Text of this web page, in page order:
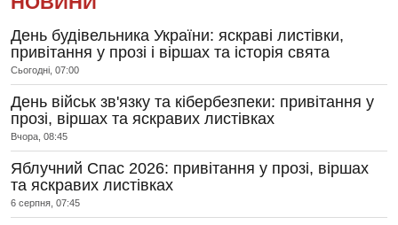
День будівельника України: яскраві листівки,
привітання у прозі і віршах та історія свята
Сьогодні, 07:00
День військ зв'язку та кібербезпеки: привітання у
прозі, віршах та яскравих листівках
Вчора, 08:45
Яблучний Спас 2026: привітання у прозі, віршах
та яскравих листівках
6 серпня, 07:45